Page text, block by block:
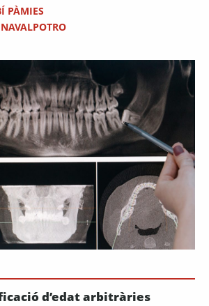
PÀMIES
d’edat arbitràries